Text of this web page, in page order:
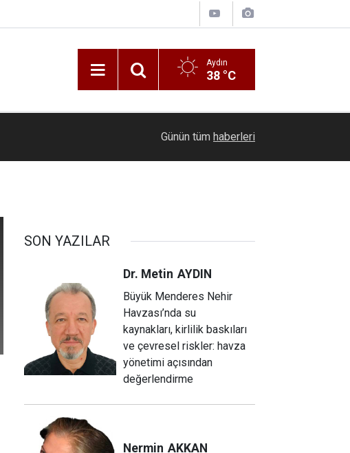
Aydın
38 °C
Buharkent’in Sarı Lop inciri mobil büfeyle
Günün tüm haberleri
SON YAZILAR
Dr. Metin AYDIN
Büyük Menderes Nehir
Havzası’nda su
kaynakları, kirlilik baskıları
ve çevresel riskler: havza
yönetimi açısından
değerlendirme
Nermin AKKAN